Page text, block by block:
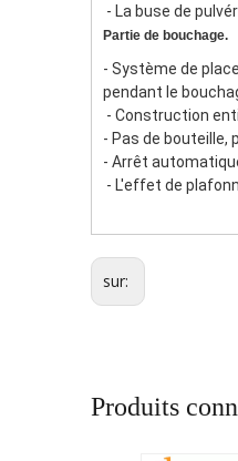
- La buse de
Partie de bouchage.
- Système de
pendant le
- Construction
- Pas de bouteille,
- Arrêt
- L'effet de
sur:
Produits